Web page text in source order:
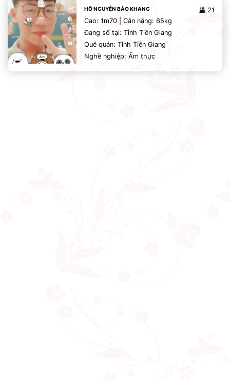
21
HỒ NGUYỄN BẢO KHANG
Cao: 1m70 | Cân nặng: 65kg
Đang số tại: Tỉnh Tiền Giang
Quê quán: Tỉnh Tiền Giang
Nghề nghiệp: Ẩm thực